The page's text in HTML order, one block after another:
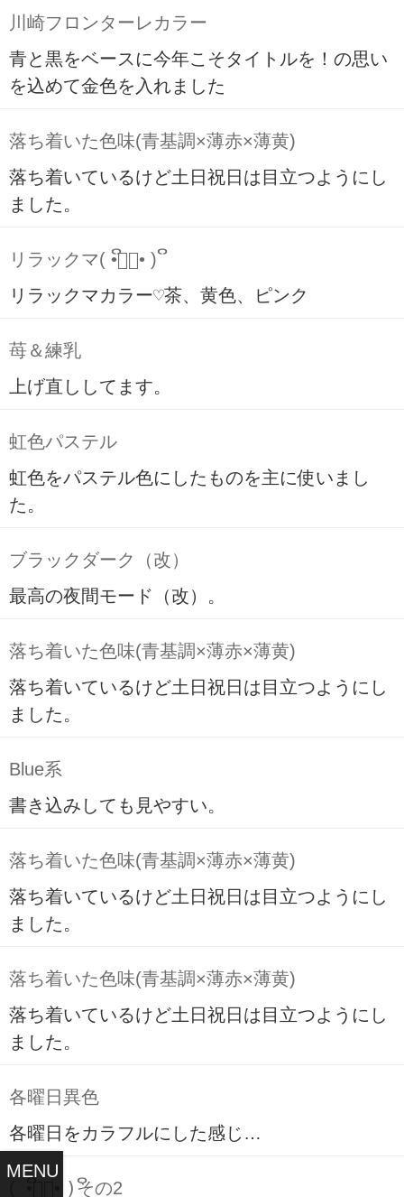
MENU
川崎フロンターレカラー
青と黒をベースに今年こそタイトルを！の思い
を込めて金色を入れました
落ち着いた色味(青基調×薄赤×薄黄)
落ち着いているけど土日祝日は目立つようにし
ました。
リラックマ( ິ•ᆺ⃘• )ິ
リラックマカラー♡茶、黄色、ピンク
苺＆練乳
上げ直ししてます。
虹色パステル
虹色をパステル色にしたものを主に使いまし
た。
ブラックダーク（改）
最高の夜間モード（改）。
落ち着いた色味(青基調×薄赤×薄黄)
落ち着いているけど土日祝日は目立つようにし
ました。
Blue系
書き込みしても見やすい。
落ち着いた色味(青基調×薄赤×薄黄)
落ち着いているけど土日祝日は目立つようにし
ました。
落ち着いた色味(青基調×薄赤×薄黄)
落ち着いているけど土日祝日は目立つようにし
ました。
各曜日異色
各曜日をカラフルにした感じ…
( ິ•ᆺ⃘• )ິその2